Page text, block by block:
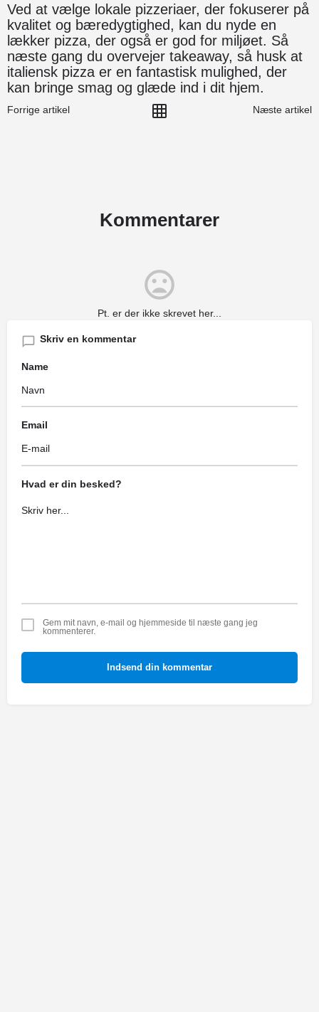
Ved at vælge lokale pizzeriaer, der fokuserer på
kvalitet og bæredygtighed, kan du nyde en
lækker pizza, der også er god for miljøet. Så
næste gang du overvejer takeaway, så husk at
italiensk pizza er en fantastisk mulighed, der
kan bringe smag og glæde ind i dit hjem.
Forrige artikel Næste artikel
Kommentarer
Pt. er der ikke skrevet her...
Skriv en kommentar
Name
Email
Hvad er din besked?
Gem mit navn, e-mail og hjemmeside til næste gang jeg
kommenterer.
Indsend din kommentar